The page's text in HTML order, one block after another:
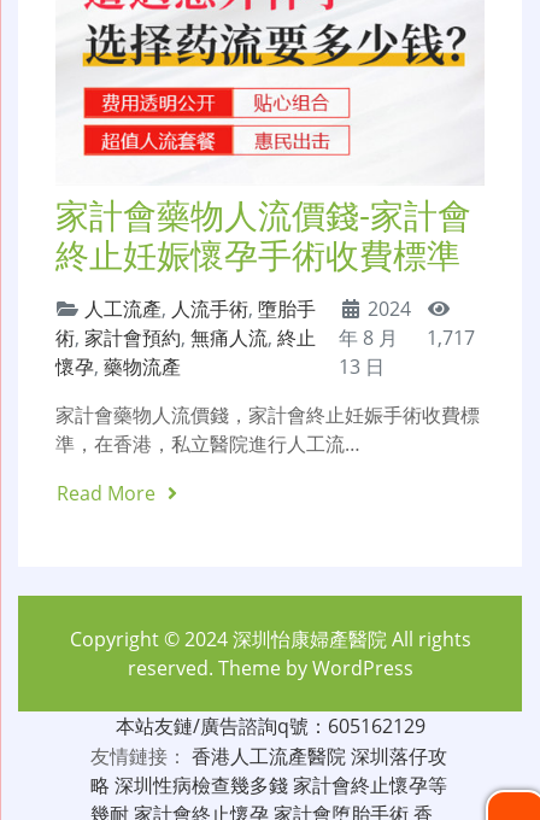
家計會藥物人流價錢-家計會
終止妊娠懷孕手術收費標準
人工流產, 人流手術, 墮胎手
術, 家計會預約, 無痛人流, 終止
懷孕, 藥物流產
2024
年 8 月
13 日
1,717
家計會藥物人流價錢，家計會終止妊娠手術收費標
準，在香港，私立醫院進行人工流…
Read More
Copyright © 2024深圳怡康婦產醫院All rights
reserved. Theme byWordPress
本站友鏈/廣告諮詢q號：605162129
友情鏈接： 香港人工流產醫院深圳落仔攻
略 深圳性病檢查幾多錢家計會終止懷孕等
幾耐家計會終止懷孕家計會堕胎手術香